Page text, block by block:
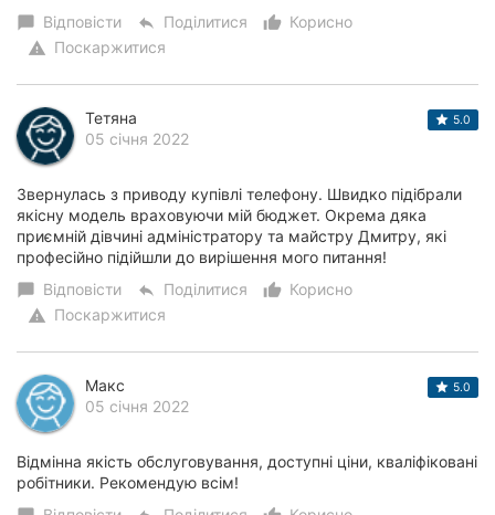
chat_bubble Відповісти reply Поділитися thumb_up_alt
Корисно
warning Поскаржитися
Тетяна
05 січня 2022
5.0
Звернулась з приводу купівлі телефону. Швидко підібрали
якісну модель враховуючи мій бюджет. Окрема дяка
приємній дівчині адміністратору та майстру Дмитру, які
професійно підійшли до вирішення мого питання!
chat_bubble Відповісти reply Поділитися thumb_up_alt
Корисно
warning Поскаржитися
Макс
05 січня 2022
5.0
Відмінна якість обслуговування, доступні ціни, кваліфіковані
робітники. Рекомендую всім!